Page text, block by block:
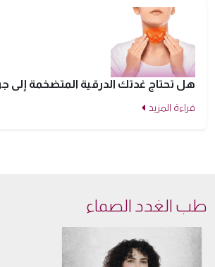
هل تحتاج غدتك الدرقية المتضخمة إلى
قراءة المزيد
طب الغدد الصماء